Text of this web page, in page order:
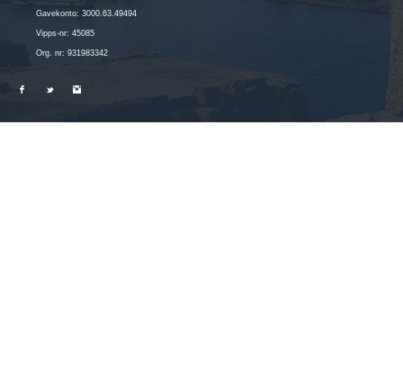
Gavekonto: 3000.63.49494
Vipps-nr: 45085
Org. nr: 931983342